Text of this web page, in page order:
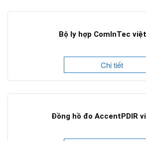
Bộ ly hợp ComInTec
Chi tiết
Đồng hồ đo AccentPDIR